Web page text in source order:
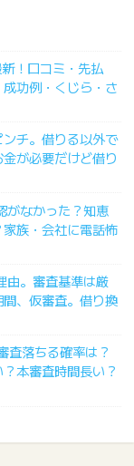
！口コミ・先払
功例・くじら・さ
チ。借りる以外で
が必要だけど借り
がなかった？知恵
族・会社に電話怖
由。審査基準は厳
、仮審査。借り換
査落ちる確率は？
本審査時間長い？